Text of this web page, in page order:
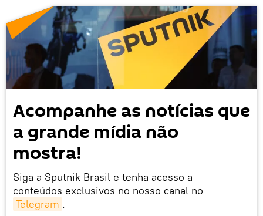
Acompanhe as notícias que
a grande mídia não
mostra!
Siga a Sputnik Brasil e tenha acesso a
conteúdos exclusivos no nosso canal no
Telegram .